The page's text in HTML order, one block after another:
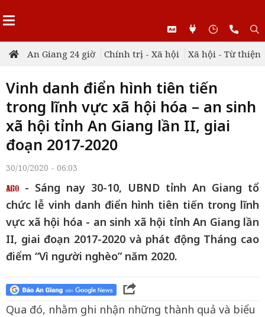
An Giang 24 giờ Chính trị - Xã hội Xã hội - Từ thiện
Vinh danh điển hình tiên tiến
trong lĩnh vực xã hội hóa – an sinh
xã hội tỉnh An Giang lần II, giai
đoạn 2017-2020
30/10/2020 - 06:03
- Sáng nay 30-10, UBND tỉnh An Giang tổ
chức lễ vinh danh điển hình tiên tiến trong lĩnh
vực xã hội hóa - an sinh xã hội tỉnh An Giang lần
II, giai đoạn 2017-2020 và phát động Tháng cao
điểm “Vì người nghèo” năm 2020.
Qua đó, nhằm ghi nhận những thành quả và biểu